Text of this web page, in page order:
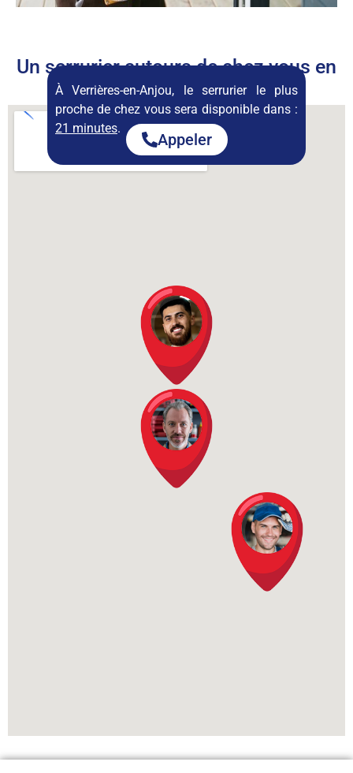
Un serrurier autours de chez vous en
permanence
À Verrières-en-Anjou, le serrurier le plus
proche de chez vous sera disponible dans :
21 minutes.
Appeler